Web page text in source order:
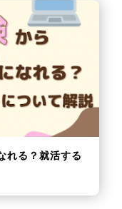
れる？就活する